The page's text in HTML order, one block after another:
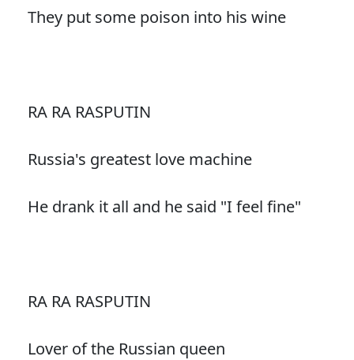
They put some poison into his wine
RA RA RASPUTIN
Russia's greatest love machine
He drank it all and he said "I feel fine"
RA RA RASPUTIN
Lover of the Russian queen